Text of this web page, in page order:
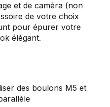
et de caméra (non
de votre choix
pour épurer votre
élégant.
des boulons M5 et